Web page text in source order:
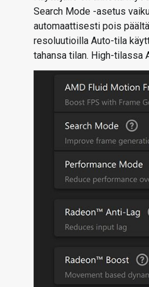
Search Mode -asetus
automaattisesti pois
resoluutioilla Auto-tila
tahansa tilan. High-tilassa